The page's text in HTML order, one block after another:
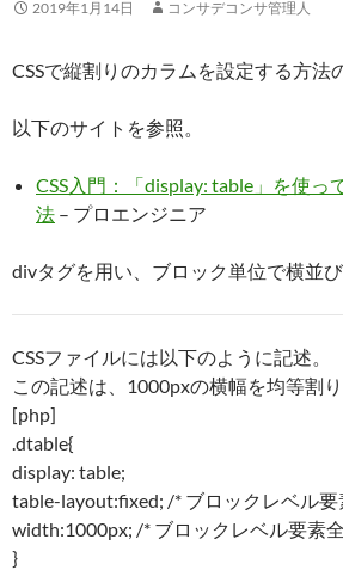
2019年1月14日 コンサデコンサ管理人
CSSで縦割りのカラムを設定する方法
以下のサイトを参照。
CSS入門：「display: table」を使っ
法 – プロエンジニア
divタグを用い、ブロック単位で横並び
CSSファイルには以下のように記述。
この記述は、1000pxの横幅を均等割り
[php]
.dtable{
display: table;
table-layout:fixed; /* ブロックレベル
width:1000px; /* ブロックレベル要素
}